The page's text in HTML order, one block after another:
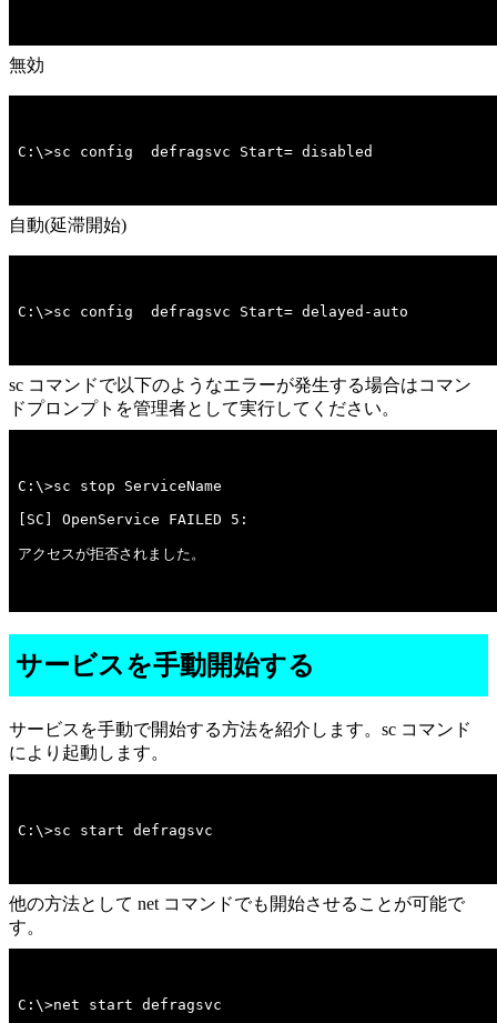
無効
C:\>sc config  defragsvc Start= disabled
自動(延滞開始)
C:\>sc config  defragsvc Start= delayed-auto
sc コマンドで以下のようなエラーが発生する場合はコマン
ドプロンプトを管理者として実行してください。
アクセスが拒否されました。
サービスを手動開始する
サービスを手動で開始する方法を紹介します。sc コマンド
により起動します。
C:\>sc start defragsvc
他の方法として net コマンドでも開始させることが可能で
す。
C:\>net start defragsvc